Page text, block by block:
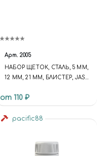
Арт. 2005
НАБОР ЩЕТОК, СТАЛЬ, 5 ММ,
12 ММ, 21 ММ, БЛИСТЕР, JAS
от 110 ₽
pacific88